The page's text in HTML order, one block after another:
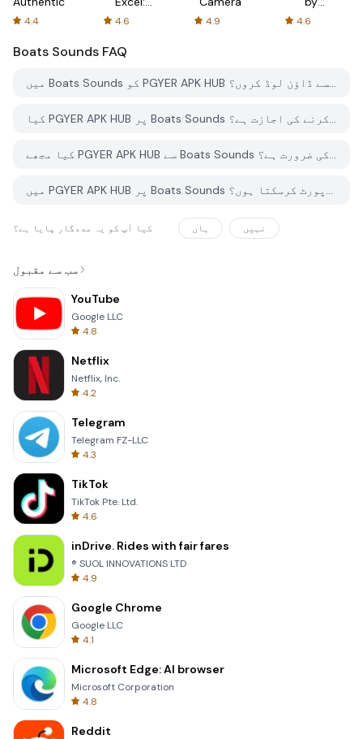
4.4
Spreadsheets
4.6 4.9
AFTVnews
4.6
Boats Sounds FAQ
میں Boats Sounds کو PGYER APK HUB سے کیسے ڈاؤن لوڈ کروں؟
کیا PGYER APK HUB پر Boats Sounds کو مفت ڈاؤن لوڈ کرنے کی اجازت ہے؟
کیا مجھے PGYER APK HUB سے Boats Sounds ڈاؤن لوڈ کرنے کے لئے اکاؤنٹ کی ضرورت ہے؟
میں PGYER APK HUB پر Boats Sounds کے ساتھ کوئی مسئلہ کیسے رپورٹ کرسکتا ہوں؟
کیا آپ کو یہ مددگار پایا ہے؟ ہاں نہیں
سب سے مقبول
YouTube
Google LLC
4.8
Netflix
Netflix, Inc.
4.2
Telegram
Telegram FZ-LLC
4.3
TikTok
TikTok Pte. Ltd.
4.6
inDrive. Rides with fair fares
® SUOL INNOVATIONS LTD
4.9
Google Chrome
Google LLC
4.1
Microsoft Edge: AI browser
Microsoft Corporation
4.8
Reddit